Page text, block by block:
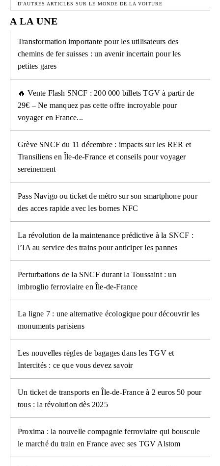
D'AUTRES ARTICLES SUR LE MONDE DE LA VOITURE
A LA UNE
Transformation importante pour les utilisateurs des
chemins de fer suisses : un avenir incertain pour les
petites gares
🔥 Vente Flash SNCF : 200 000 billets TGV à partir de
29€ – Ne manquez pas cette offre incroyable pour
voyager en France...
Grève SNCF du 11 décembre : impacts sur les RER et
Transiliens en Île-de-France et conseils pour voyager
sereinement
Pass Navigo ou ticket de métro sur son smartphone pour
des acces rapide avec les bornes NFC
La révolution de la maintenance prédictive à la SNCF :
l’IA au service des trains pour anticiper les pannes
Perturbations de la SNCF durant la Toussaint : un
imbroglio ferroviaire en Île-de-France
La ligne 7 : une alternative écologique pour découvrir les
monuments parisiens
Les nouvelles règles de bagages dans les TGV et
Intercités : ce que vous devez savoir
Un ticket de transports en Île-de-France à 2 euros 50 pour
tous : la révolution dès 2025
Proxima : la nouvelle compagnie ferroviaire qui bouscule
le marché du train en France avec ses TGV Alstom